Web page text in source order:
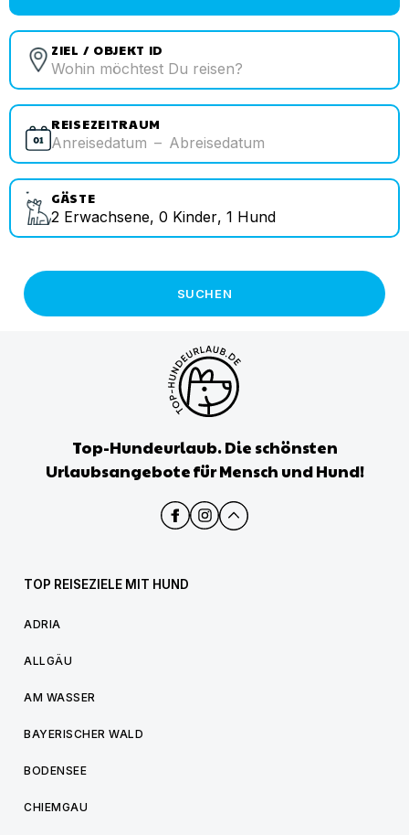
ZIEL / OBJEKT ID
REISEZEITRAUM
Anreisedatum – Abreisedatum
GÄSTE
2 Erwachsene, 0 Kinder, 1 Hund
SUCHEN
Top-Hundeurlaub. Die schönsten
Urlaubsangebote für Mensch und Hund!
TOP REISEZIELE MIT HUND
ADRIA
ALLGÄU
AM WASSER
BAYERISCHER WALD
BODENSEE
CHIEMGAU